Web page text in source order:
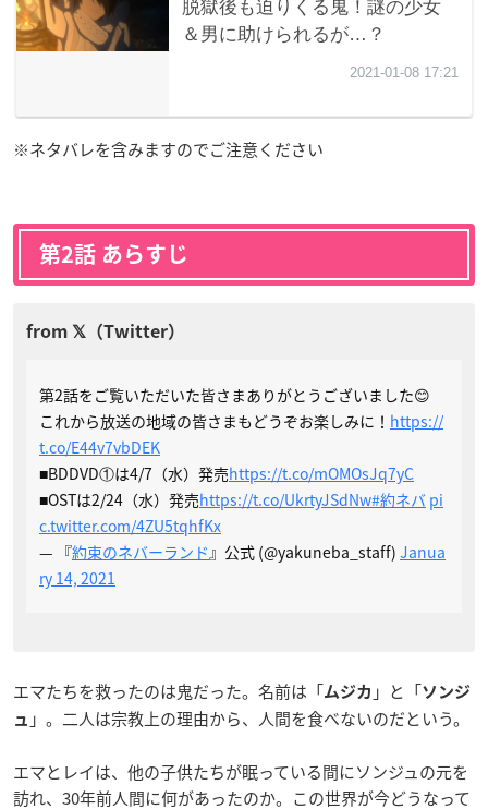
※ネタバレを含みますのでご注意ください
第2話 あらすじ
第2話をご覧いただいた皆さまありがとうございました😊
これから放送の地域の皆さまもどうぞお楽しみに！ https://
t.co/E44v7vbDEK
■BDDVD①は4/7（水）発売https://t.co/mOMOsJq7yC
■OSTは2/24（水）発売https://t.co/UkrtyJSdNw#約ネバ pi
c.twitter.com/4ZU5tqhfKx
— 『約束のネバーランド 』公式 (@yakuneba_staff) Janua
ry 14, 2021
エマたちを救ったのは鬼だった。名前は「 ムジカ 」と「ソンジ
ュ 」。二人は宗教上の理由から、人間を食べないのだという。
エマとレイは、他の子供たちが眠っている間にソンジュの元を
訪れ、30年前人間に何があったのか。この世界が今どうなって